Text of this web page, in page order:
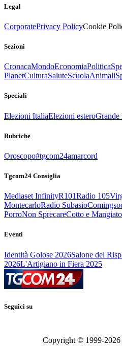
Legal
CorporatePrivacy PolicyCookie
Sezioni
CronacaMondoEconomiaPolitica
PlanetCulturaSaluteScuolaAnimali
Speciali
Elezioni ItaliaElezioni esteroGrande
Rubriche
Oroscopo#tgcom24amarcord
Tgcom24 Consiglia
Mediaset InfinityR101Radio 105
MontecarloRadio Subasio
PorroNon SprecareCotto e Mangiato
Eventi
Identità Golose 2026Salone del
2026L'Artigiano in Fiera 2025
Seguici su
Copyright © 1999-2026